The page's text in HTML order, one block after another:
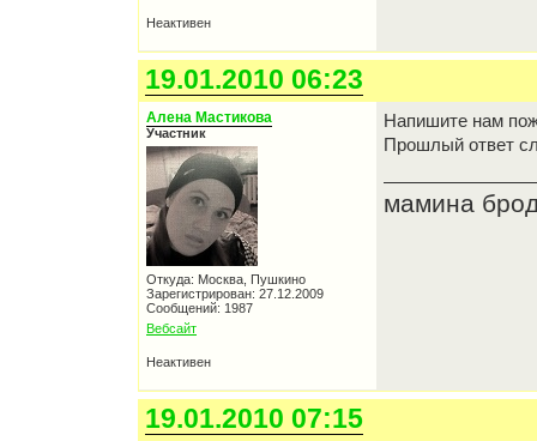
Неактивен
19.01.2010 06:23
Алена Мастикова
Участник
Откуда: Москва, Пушкино
Зарегистрирован: 27.12.2009
Сообщений: 1987
Вебсайт
Напишите нам
Прошлый ответ
мамина
Неактивен
19.01.2010 07:15